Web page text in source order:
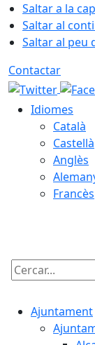
Saltar a la
Saltar al
Saltar al peu
Contactar
Idiomes
Català
Castellà
Anglès
Francès
Cercar:
Ajuntament